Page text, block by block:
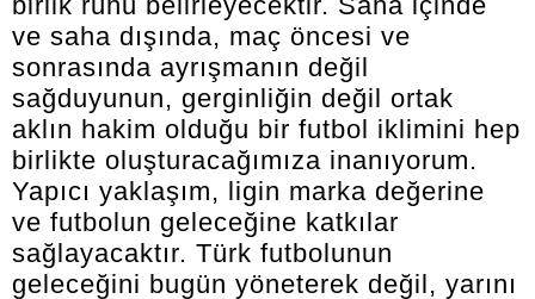
ve saha dışında, maç öncesi ve
sonrasında ayrışmanın değil
sağduyunun, gerginliğin değil ortak
aklın hakim olduğu bir futbol iklimini hep
birlikte oluşturacağımıza inanıyorum.
Yapıcı yaklaşım, ligin marka değerine
ve futbolun geleceğine katkılar
sağlayacaktır. Türk futbolunun
geleceğini bugün yöneterek değil, yarını